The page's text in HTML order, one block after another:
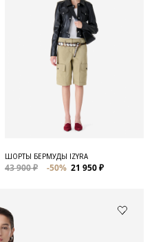
ШОРТЫ БЕРМУДЫ IZYRA
43 900 ₽ -50% 21 950 ₽